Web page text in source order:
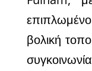
βολική